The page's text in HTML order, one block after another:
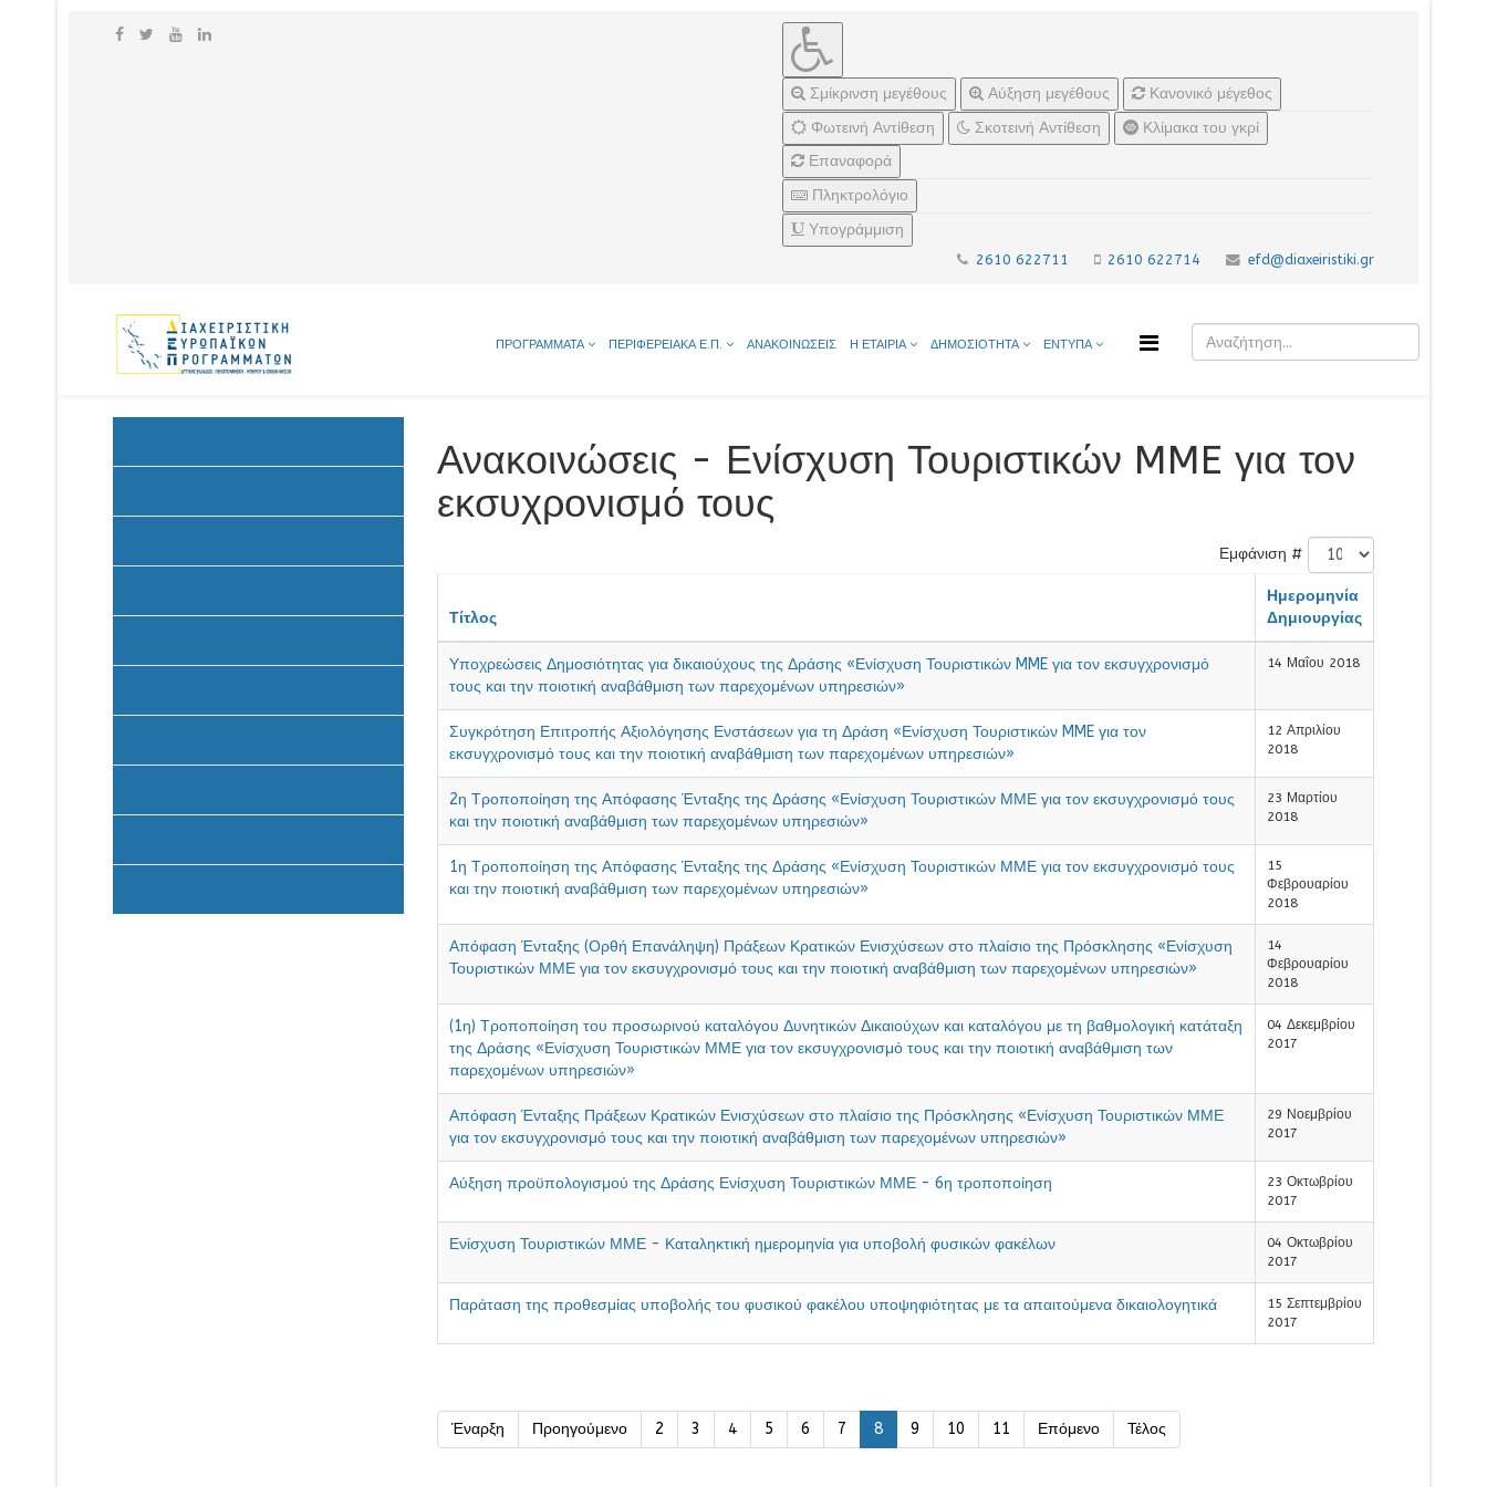
Σμίκρινση μεγέθους Αύξηση μεγέθους
Κανονικό μέγεθος
Φωτεινή Αντίθεση
Σκοτεινή Αντίθεση
Κλίμακα του γκρί
Επαναφορά
Πληκτρολόγιο
Υπογράμμιση
2610 622711 2610 622714 efd@diaxeiristiki.gr
ΠΡΟΓΡΑΜΜΑΤΑ ΠΕΡΙΦΕΡΕΙΑΚΑ Ε.Π. ΑΝΑΚΟΙΝΩΣΕΙΣ Η ΕΤΑΙΡΙΑ ΔΗΜΟΣΙΟΤΗΤΑ ΕΝΤΥΠΑ
Ανακοινώσεις - Ενίσχυση Τουριστικών MME για τον
εκσυχρονισμό τους
Εμφάνιση #
Τίτλος
Ημερομηνία
Δημιουργίας
Υποχρεώσεις Δημοσιότητας για δικαιούχους της Δράσης «Ενίσχυση Τουριστικών MME για τον εκσυγχρονισμό
τους και την ποιοτική αναβάθμιση των παρεχομένων υπηρεσιών»
14 Μαΐου 2018
Συγκρότηση Επιτροπής Αξιολόγησης Ενστάσεων για τη Δράση «Ενίσχυση Τουριστικών MME για τον
εκσυγχρονισμό τους και την ποιοτική αναβάθμιση των παρεχομένων υπηρεσιών»
12 Απριλίου
2018
2η Τροποποίηση της Απόφασης Ένταξης της Δράσης «Ενίσχυση Τουριστικών ΜΜΕ για τον εκσυγχρονισμό τους
και την ποιοτική αναβάθμιση των παρεχομένων υπηρεσιών»
23 Μαρτίου
2018
1η Τροποποίηση της Απόφασης Ένταξης της Δράσης «Ενίσχυση Τουριστικών ΜΜΕ για τον εκσυγχρονισμό τους
και την ποιοτική αναβάθμιση των παρεχομένων υπηρεσιών»
15
Φεβρουαρίου
2018
Απόφαση Ένταξης (Ορθή Επανάληψη) Πράξεων Κρατικών Ενισχύσεων στο πλαίσιο της Πρόσκλησης «Ενίσχυση
Τουριστικών ΜΜΕ για τον εκσυγχρονισμό τους και την ποιοτική αναβάθμιση των παρεχομένων υπηρεσιών»
14
Φεβρουαρίου
2018
(1η) Τροποποίηση του προσωρινού καταλόγου Δυνητικών Δικαιούχων και καταλόγου με τη βαθμολογική κατάταξη
της Δράσης «Ενίσχυση Τουριστικών ΜΜΕ για τον εκσυγχρονισμό τους και την ποιοτική αναβάθμιση των
παρεχομένων υπηρεσιών»
04 Δεκεμβρίου
2017
Απόφαση Ένταξης Πράξεων Κρατικών Ενισχύσεων στο πλαίσιο της Πρόσκλησης «Ενίσχυση Τουριστικών ΜΜΕ
για τον εκσυγχρονισμό τους και την ποιοτική αναβάθμιση των παρεχομένων υπηρεσιών»
29 Νοεμβρίου
2017
Αύξηση προϋπολογισμού της Δράσης Ενίσχυση Τουριστικών ΜΜΕ - 6η τροποποίηση
23 Οκτωβρίου
2017
Ενίσχυση Τουριστικών ΜΜΕ - Καταληκτική ημερομηνία για υποβολή φυσικών φακέλων
04 Οκτωβρίου
2017
Παράταση της προθεσμίας υποβολής του φυσικού φακέλου υποψηφιότητας με τα απαιτούμενα δικαιολογητικά
15 Σεπτεμβρίου
2017
Έναρξη Προηγούμενο 2 3 4 5 6 7 8 9 10 11 Επόμενο Τέλος